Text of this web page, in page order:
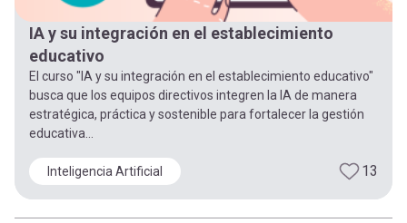
IA y su integración en el establecimiento
educativo
El curso "IA y su integración en el establecimiento educativo"
busca que los equipos directivos integren la IA de manera
estratégica, práctica y sostenible para fortalecer la gestión
educativa...
Inteligencia Artificial 13